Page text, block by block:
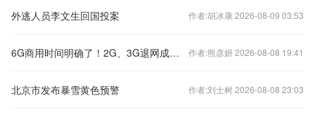
外逃人员李文生回国投案 作者:胡冰康 2026-08-09 03:53
6G商用时间明确了！2G、3G退网成必然 老用户怎么办？ 作者:熊彦妍 2026-08-08 19:41
北京市发布暴雪黄色预警 作者:刘士树 2026-08-08 23:03